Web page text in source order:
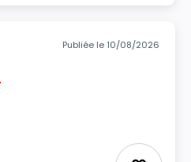
Publiée le 10/08/2026